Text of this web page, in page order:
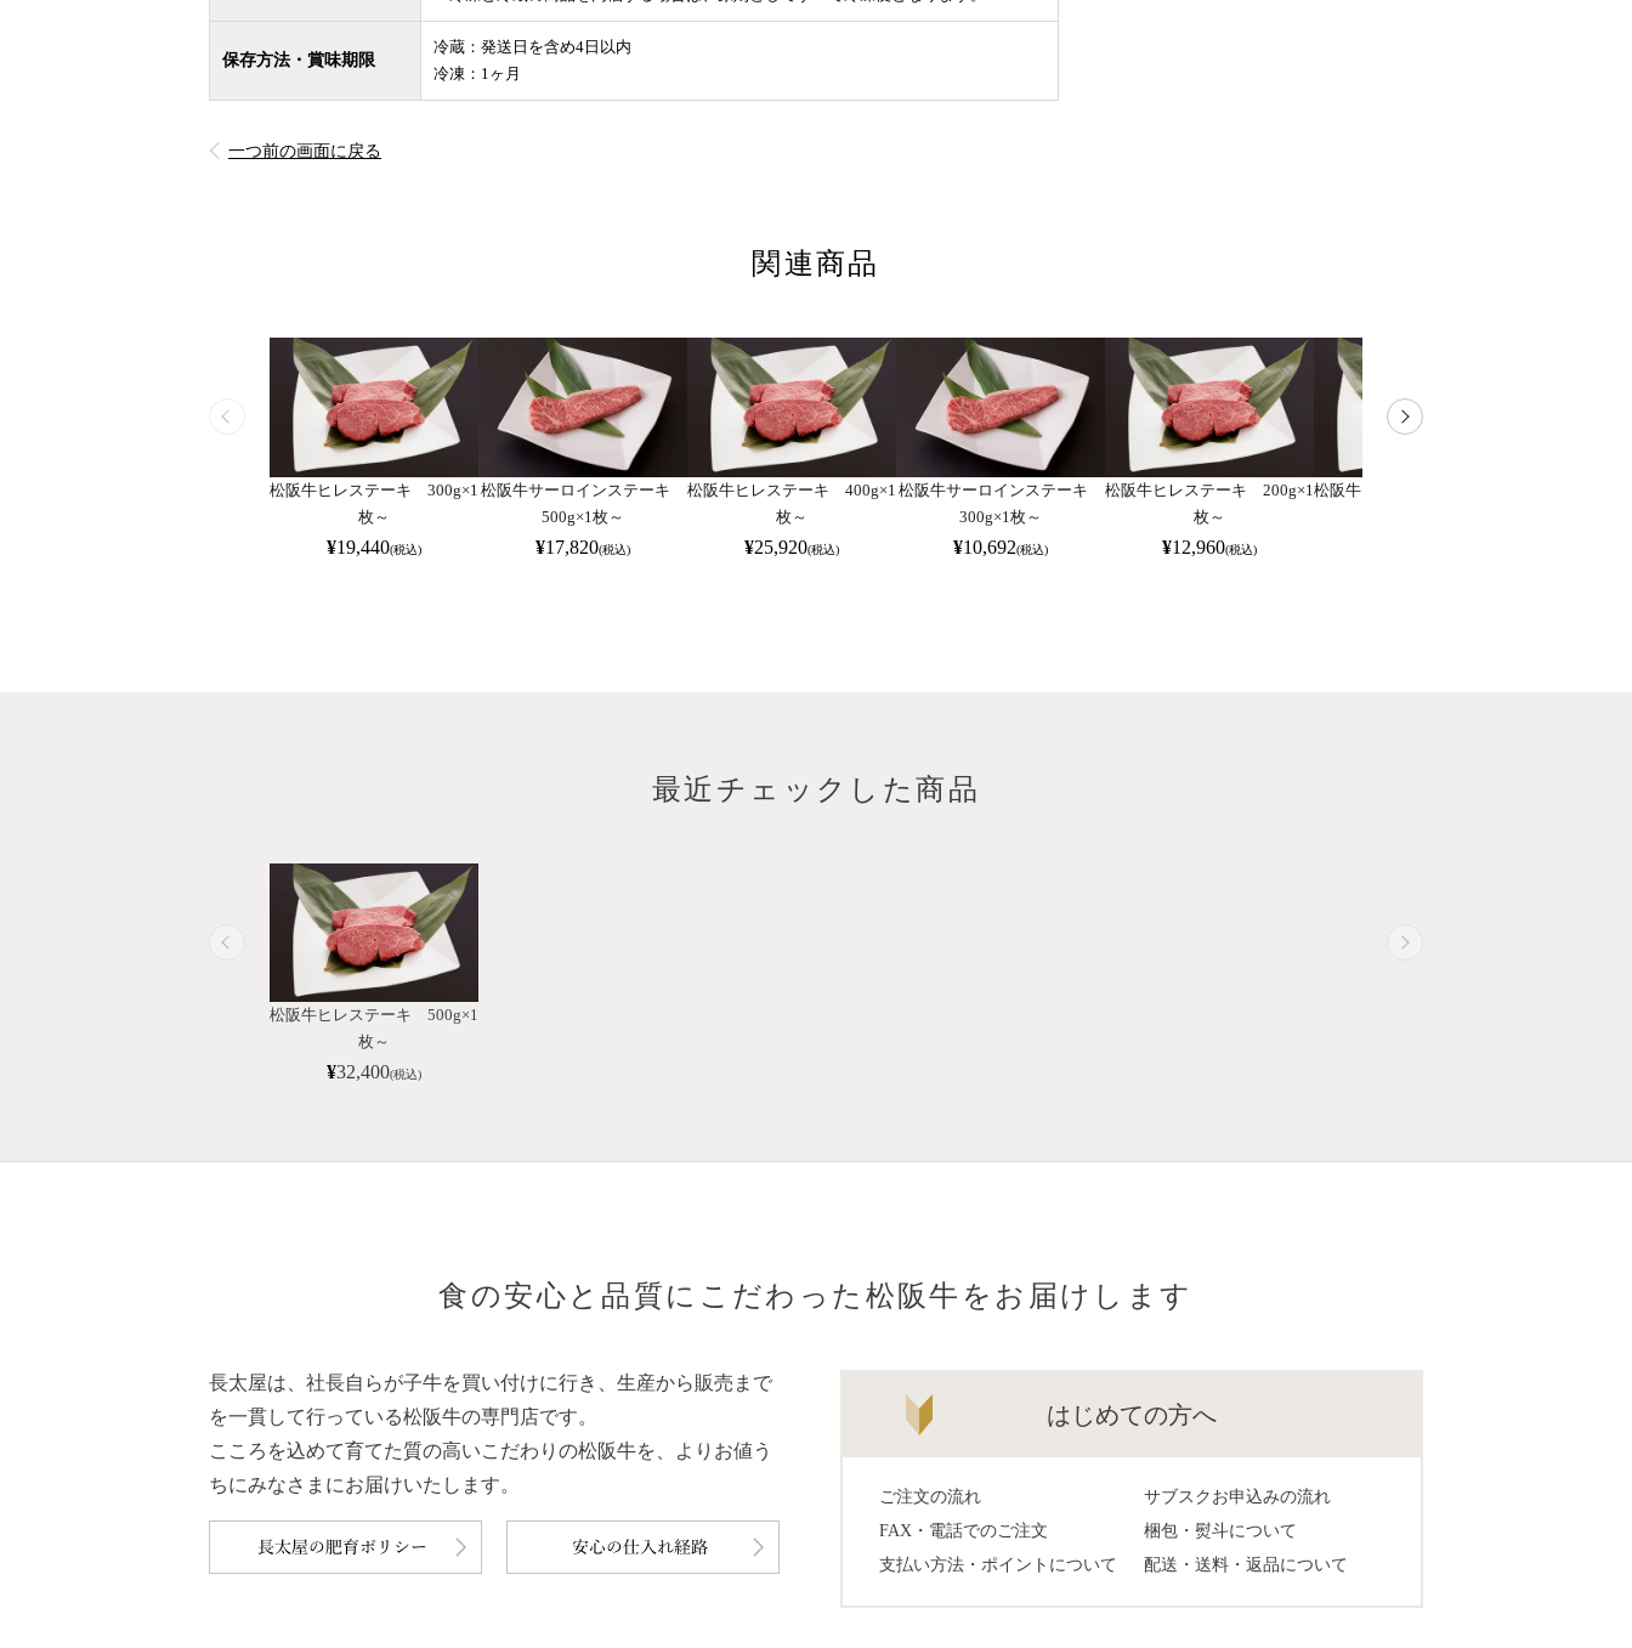
保存方法・賞味期限
冷蔵：発送日を含め4日以内
冷凍：1ヶ月
一つ前の画面に戻る
関連商品
松阪牛ヒレステーキ 300g×1
枚～
¥19,440(税込)
松阪牛サーロインステーキ
500g×1枚～
¥17,820(税込)
松阪牛ヒレステーキ 400g×1
枚～
¥25,920(税込)
松阪牛サーロインステーキ
300g×1枚～
¥10,692(税込)
松阪牛ヒレステーキ 200g×1
枚～
¥12,960(税込)
松阪牛ヒレステーキ 1000g×
最近チェックした商品
松阪牛ヒレステーキ 500g×1
枚～
¥32,400(税込)
食の安心と品質にこだわった松阪牛をお届けします
長太屋は、社長自らが子牛を買い付けに行き、生産から販売まで
を一貫して行っている松阪牛の専門店です。
こころを込めて育てた質の高いこだわりの松阪牛を、よりお値う
ちにみなさまにお届けいたします。
はじめての方へ
ご注文の流れ
サブスクお申込みの流れ
FAX・電話でのご注文
梱包・熨斗について
支払い方法・ポイントについて
配送・送料・返品について